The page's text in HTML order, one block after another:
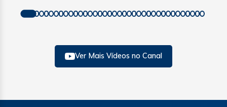
Ver Mais Vídeos no Canal